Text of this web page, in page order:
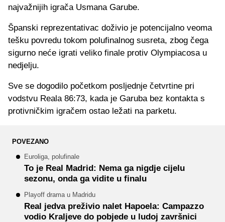
najvažnijih igrača Usmana Garube.
Španski reprezentativac doživio je potencijalno veoma
tešku povredu tokom polufinalnog susreta, zbog čega
sigurno neće igrati veliko finale protiv Olympiacosa u
nedjelju.
Sve se dogodilo početkom posljednje četvrtine pri
vodstvu Reala 86:73, kada je Garuba bez kontakta s
protivničkim igračem ostao ležati na parketu.
POVEZANO
Euroliga, polufinale
To je Real Madrid: Nema ga nigdje cijelu
sezonu, onda ga vidite u finalu
Playoff drama u Madridu
Real jedva preživio nalet Hapoela: Campazzo
vodio Kraljeve do pobjede u ludoj završnici